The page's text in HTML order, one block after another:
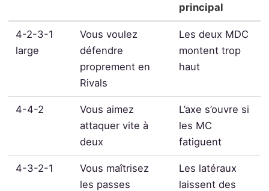
principal
4-2-3-1
large
Vous voulez
défendre
proprement en
Rivals
Les deux MDC
montent trop
haut
4-4-2
Vous aimez
attaquer vite à
deux
L’axe s’ouvre si
les MC
fatiguent
4-3-2-1
Vous maîtrisez
les passes
Les latéraux
laissent des